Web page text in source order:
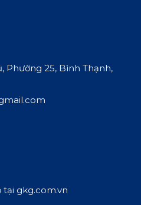
Phường 25, Bình Thạnh,
tại gkg.com.vn